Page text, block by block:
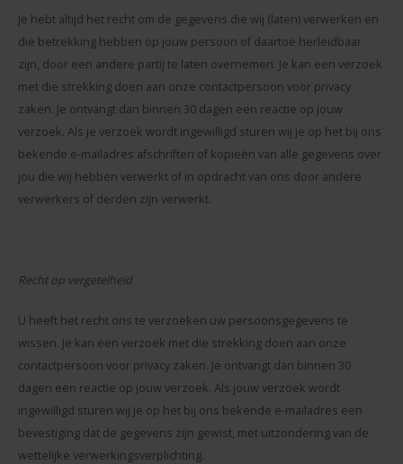
Je hebt altijd het recht om de gegevens die wij (laten) verwerken en
die betrekking hebben op jouw persoon of daartoe herleidbaar
zijn, door een andere partij te laten overnemen. Je kan een verzoek
met die strekking doen aan onze contactpersoon voor privacy
zaken. Je ontvangt dan binnen 30 dagen een reactie op jouw
verzoek. Als je verzoek wordt ingewilligd sturen wij je op het bij ons
bekende e-mailadres afschriften of kopieën van alle gegevens over
jou die wij hebben verwerkt of in opdracht van ons door andere
verwerkers of derden zijn verwerkt.
Recht op vergetelheid
U heeft het recht ons te verzoeken uw persoonsgegevens te
wissen. Je kan een verzoek met die strekking doen aan onze
contactpersoon voor privacy zaken. Je ontvangt dan binnen 30
dagen een reactie op jouw verzoek. Als jouw verzoek wordt
ingewilligd sturen wij je op het bij ons bekende e-mailadres een
bevestiging dat de gegevens zijn gewist, met uitzondering van de
wettelijke verwerkingsverplichting.